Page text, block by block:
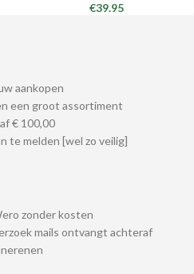
€39.95
aankopen
een groot assortiment
€ 100,00
te melden [wel zo veilig]
zonder kosten
mails ontvangt achteraf